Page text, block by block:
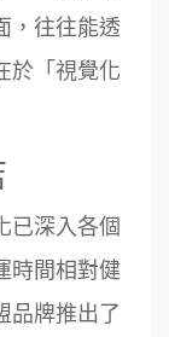
，往往能透
於「視覺化
已深入各個
時間相對健
品牌推出了